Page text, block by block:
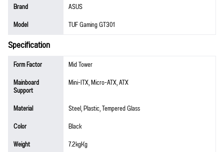
Brand
ASUS
Model
TUF Gaming GT301
Specification
Form Factor
Mid Tower
Mainboard
Support
Mini-ITX, Micro-ATX, ATX
Material
Steel, Plastic, Tempered Glass
Color
Black
Weight
7.2kgKg